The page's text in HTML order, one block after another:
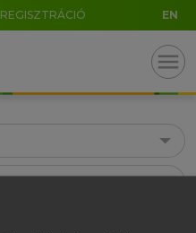
REGISZTRÁCIÓ EN
menu